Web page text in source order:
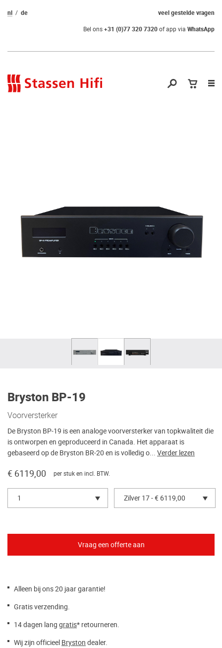
veel gestelde vragen
nl de
Bel ons+31 (0)77 320 7320of app via WhatsApp
Bryston BP-19
Voorversterker
De Bryston BP-19 is een analoge voorversterker van topkwaliteit die
is ontworpen en geproduceerd in Canada. Het apparaat is
gebaseerd op de Bryston BR-20 en is volledig o... Verder lezen
€ 6119,00 per stuk en incl. BTW.
1 Zilver 17 - € 6119,00
Alleen bij ons 20 jaar garantie!
Gratis verzending.
14 dagen lang gratis* retourneren.
Wij zijn officieel Bryston dealer.